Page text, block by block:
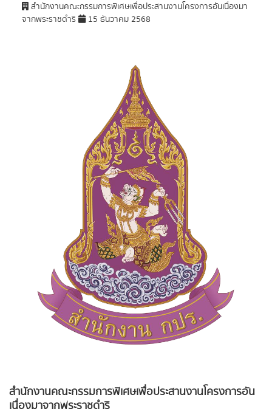
สำนักงานคณะกรรมการพิเศษเพื่อประสานงานโครงการอัน
สำนักงานคณะกรรมการพิเศษเพื่อประสานงานโครงการอันเนื่องมา
จากพระราชดำริ
15 ธันวาคม 2568